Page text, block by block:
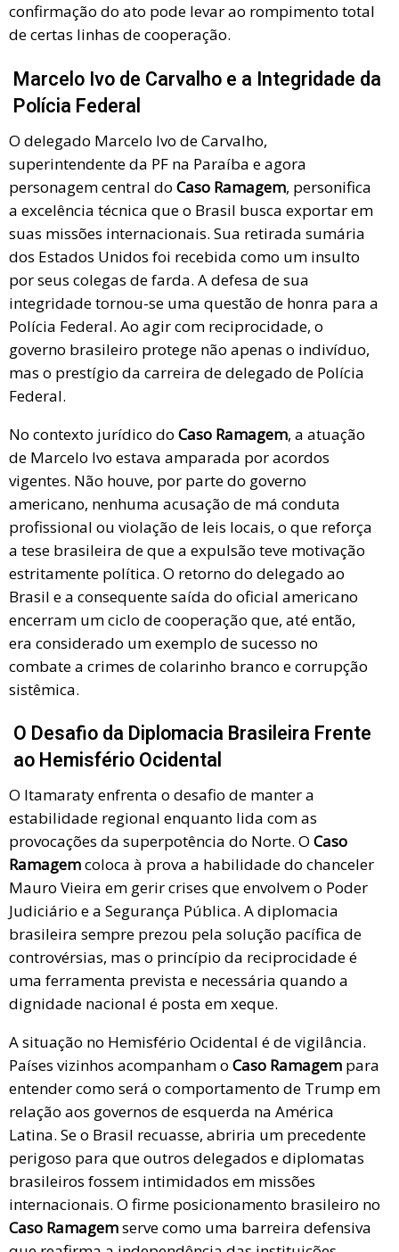
confirmação do ato pode levar ao rompimento total
de certas linhas de cooperação.
Marcelo Ivo de Carvalho e a Integridade da
Polícia Federal
O delegado Marcelo Ivo de Carvalho,
superintendente da PF na Paraíba e agora
personagem central do Caso Ramagem, personifica
a excelência técnica que o Brasil busca exportar em
suas missões internacionais. Sua retirada sumária
dos Estados Unidos foi recebida como um insulto
por seus colegas de farda. A defesa de sua
integridade tornou-se uma questão de honra para a
Polícia Federal. Ao agir com reciprocidade, o
governo brasileiro protege não apenas o indivíduo,
mas o prestígio da carreira de delegado de Polícia
Federal.
No contexto jurídico do Caso Ramagem, a atuação
de Marcelo Ivo estava amparada por acordos
vigentes. Não houve, por parte do governo
americano, nenhuma acusação de má conduta
profissional ou violação de leis locais, o que reforça
a tese brasileira de que a expulsão teve motivação
estritamente política. O retorno do delegado ao
Brasil e a consequente saída do oficial americano
encerram um ciclo de cooperação que, até então,
era considerado um exemplo de sucesso no
combate a crimes de colarinho branco e corrupção
sistêmica.
O Desafio da Diplomacia Brasileira Frente
ao Hemisfério Ocidental
O Itamaraty enfrenta o desafio de manter a
estabilidade regional enquanto lida com as
provocações da superpotência do Norte. O Caso
Ramagemcoloca à prova a habilidade do chanceler
Mauro Vieira em gerir crises que envolvem o Poder
Judiciário e a Segurança Pública. A diplomacia
brasileira sempre prezou pela solução pacífica de
controvérsias, mas o princípio da reciprocidade é
uma ferramenta prevista e necessária quando a
dignidade nacional é posta em xeque.
A situação no Hemisfério Ocidental é de vigilância.
Países vizinhos acompanham o Caso Ramagem para
entender como será o comportamento de Trump em
relação aos governos de esquerda na América
Latina. Se o Brasil recuasse, abriria um precedente
perigoso para que outros delegados e diplomatas
brasileiros fossem intimidados em missões
internacionais. O firme posicionamento brasileiro no
Caso Ramagemserve como uma barreira defensiva